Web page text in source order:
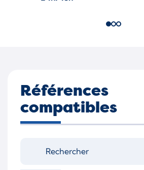
Références
compatibles